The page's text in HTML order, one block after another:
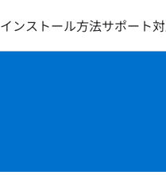
インストール方法サポート